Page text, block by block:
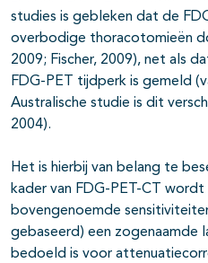
studies is gebleken dat de
overbodige thoracotomieën
2009; Fischer, 2009), net als
FDG-PET tijdperk is gemeld
Australische studie is dit
2004).
Het is hierbij van belang te
kader van FDG-PET-CT
bovengenoemde
gebaseerd) een zogenaamde
bedoeld is voor